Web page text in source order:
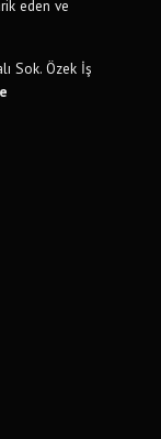
eden ve
Sok. Özek İş